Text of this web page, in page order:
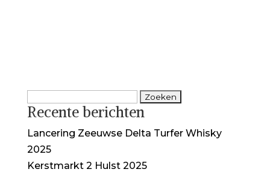
naar:
Recente berichten
Lancering Zeeuwse Delta Turfer Whisky
2025
Kerstmarkt 2 Hulst 2025